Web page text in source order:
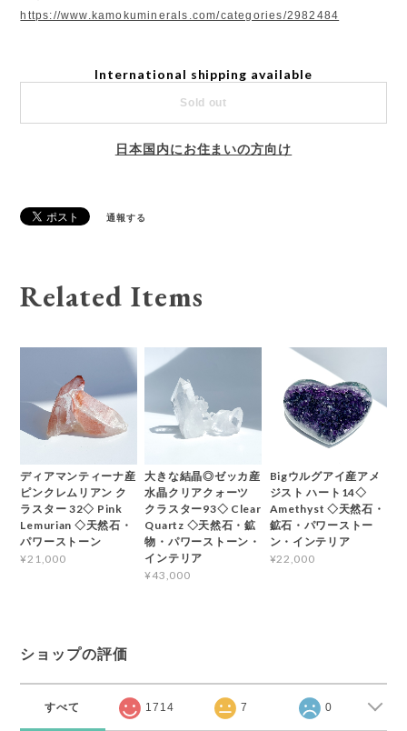
https://www.kamokuminerals.com/categories/2982484
International shipping available
Sold out
日本国内にお住まいの方向け
通報する
Related Items
ディアマンティーナ産
ピンクレムリアン ク
ラスター 32◇ Pink
Lemurian ◇天然石・
パワーストーン
¥21,000
大きな結晶◎ゼッカ産
水晶クリアクォーツ
クラスター93◇ Clear
Quartz ◇天然石・鉱
物・パワーストーン・
インテリア
¥43,000
Bigウルグアイ産アメ
ジスト ハート14◇
Amethyst ◇天然石・
鉱石・パワーストー
ン・インテリア
¥22,000
ショップの評価
すべて 1714 7 0